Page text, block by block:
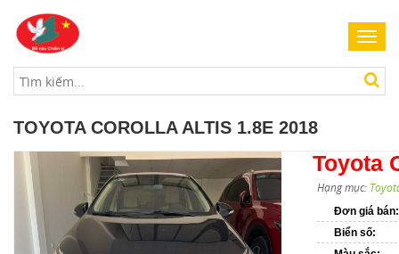
TOYOTA COROLLA ALTIS 1.8E 2018
Toyota
Hạng mục:
Đơn giá bán:
Biển số: